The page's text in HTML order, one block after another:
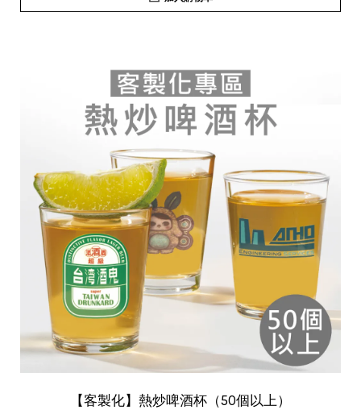
【客製化】熱炒啤酒杯（50個以上）